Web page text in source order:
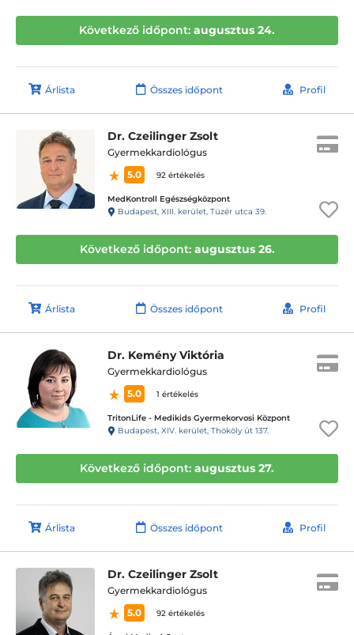
Következő időpont: augusztus 24.
Árlista Összes időpont Profil
Dr. Czeilinger Zsolt
Gyermekkardiológus
5.0
92 értékelés
MedKontroll Egészségközpont
Budapest, XIII. kerület, Tüzér utca 39.
Következő időpont: augusztus 26.
Árlista Összes időpont Profil
Dr. Kemény Viktória
Gyermekkardiológus
5.0
1 értékelés
TritonLife - Medikids Gyermekorvosi Központ
Budapest, XIV. kerület, Thököly út 137.
Következő időpont: augusztus 27.
Árlista Összes időpont Profil
Dr. Czeilinger Zsolt
Gyermekkardiológus
5.0
92 értékelés